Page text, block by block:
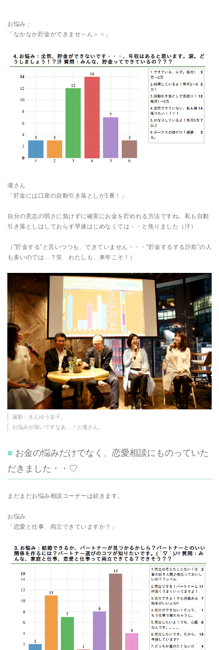
お悩み：
「なかなか貯金ができませ～ん＞＜」
瀧さん
「貯金には口座の自動引き落としが1番！」
自分の意志の弱さに負けずに確実にお金を貯めれる方法ですね。私も自動
引き落としはしておらず早速はじめなくては・・と焦りました（汗）
（”貯金する”と言いつつも、できていません・・・”貯金するする詐欺”の人
も多いのでは…？笑 わたしも、来年こそ！）
撮影：きんゆう女子。
お悩みが深いですなあ…！と瀧さん。
お金の悩みだけでなく、恋愛相談にものっていた
だきました・・♡
まだまだお悩み相談コーナーは続きます。
お悩み
「恋愛と仕事、両立できていますか？」